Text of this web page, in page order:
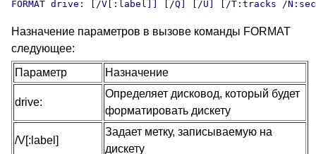
FORMAT drive: [/V[:label]] [/Q] [/U] [/T:tracks /
Назначение параметров в вызове команды FORMAT
следующее:
Параметр
Назначение
drive:
Определяет дисковод, который будет
форматировать дискету
/V[:label]
Задает метку, записываемую на
дискету